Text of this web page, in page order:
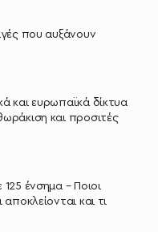
που αυξάνουν
και ευρωπαϊκά δίκτυα
και προσιτές
ένσημα – Ποιοι
και τι